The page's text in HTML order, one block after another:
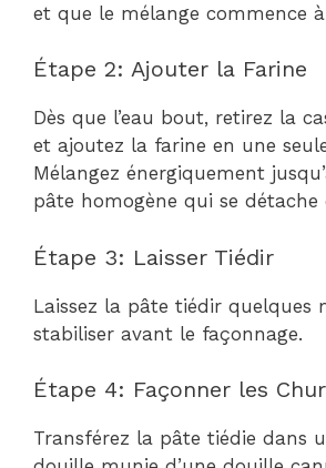
et que le mélange commence
Étape 2: Ajouter la Farine
Dès que l’eau bout, retirez la
et ajoutez la farine en une
Mélangez énergiquement
pâte homogène qui se détache
Étape 3: Laisser Tiédir
Laissez la pâte tiédir quelques
stabiliser avant le façonnage.
Étape 4: Façonner les
Transférez la pâte tiédie dans